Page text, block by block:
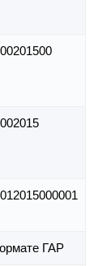
ГАР